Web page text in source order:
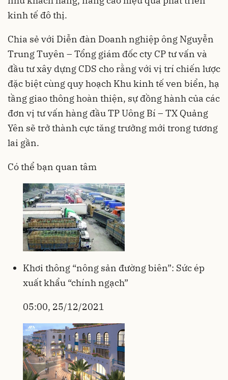
kinh tế đô thị.
Chia sẻ với Diễn đàn Doanh nghiệp ông Nguyễn
Trung Tuyên – Tổng giám đốc cty CP tư vấn và
đầu tư xây dựng CDS cho rằng với vị trí chiến lược
đặc biệt cùng quy hoạch Khu kinh tế ven biển, hạ
tầng giao thông hoàn thiện, sự đồng hành của các
đơn vị tư vấn hàng đầu TP Uông Bí – TX Quảng
Yên sẽ trở thành cực tăng trưởng mới trong tương
lai gần.
Có thể bạn quan tâm
Khơi thông “nông sản đường biên”: Sức ép
xuất khẩu “chính ngạch”
05:00, 25/12/2021